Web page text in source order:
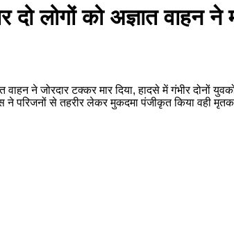
दो लोगों को अज्ञात वाहन
ने जोरदार टक्कर मार दिया, हादसे में गंभीर दोनों
ने परिजनों से तहरीर लेकर मुकदमा पंजीकृत किया वही मृतक